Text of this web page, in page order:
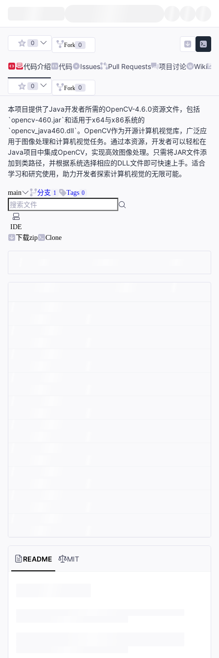
0 Fork 0
代码介绍 代码 Issues Pull Requests 项目讨论 Wiki
0 Fork 0
本项目提供了Java开发者所需的OpenCV-4.6.0资源文件，包括
`opencv-460.jar`和适用于x64与x86系统的
`opencv_java460.dll`。OpenCV作为开源计算机视觉库，广泛应
用于图像处理和计算机视觉任务。通过本资源，开发者可以轻松在
Java项目中集成OpenCV，实现高效图像处理。只需将JAR文件添
加到类路径，并根据系统选择相应的DLL文件即可快速上手。适合
学习和研究使用，助力开发者探索计算机视觉的无限可能。
main 分支 1 Tags 0
IDE
下载zip
Clone
README MIT